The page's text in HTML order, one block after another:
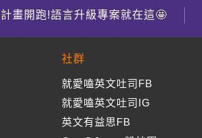
計畫開跑!語言升級專案就在這🤩
社群
就愛嗑英文吐司FB
就愛嗑英文吐司IG
英文有益思FB